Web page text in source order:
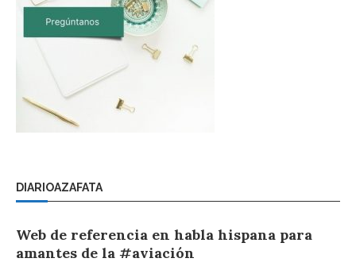
DIARIOAZAFATA
Web de referencia en habla hispana para
amantes de la #aviación